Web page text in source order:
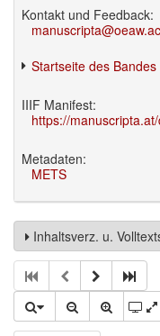
Kontakt und Feedback:
Startseite des Bandes
IIIF Manifest:
https://
Metadaten:
METS
Inhaltsverz. u.